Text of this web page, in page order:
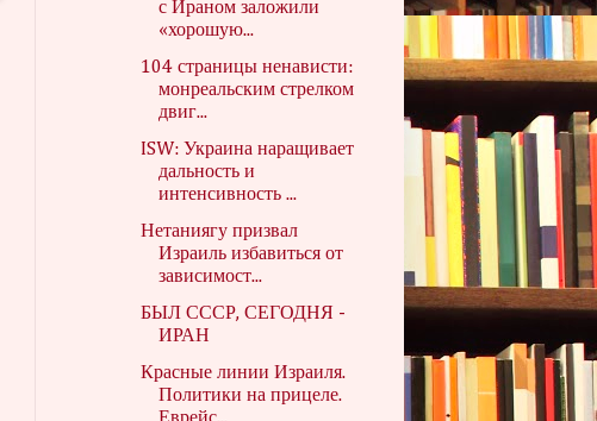
с Ираном заложили
«хорошую...
104 страницы ненависти:
монреальским стрелком
двиг...
ISW: Украина наращивает
дальность и
интенсивность ...
Нетаниягу призвал
Израиль избавиться от
зависимост...
БЫЛ СССР, СЕГОДНЯ -
ИРАН
Красные линии Израиля.
Политики на прицеле.